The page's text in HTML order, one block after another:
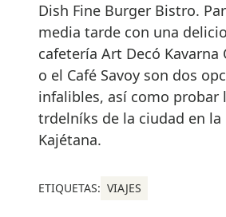
Dish Fine Burger Bistro.
media tarde con una
cafetería Art Decó Kavarna
o el Café Savoy son dos
infalibles, así como probar
trdelníks de la ciudad en la
Kajétana.
ETIQUETAS: VIAJES